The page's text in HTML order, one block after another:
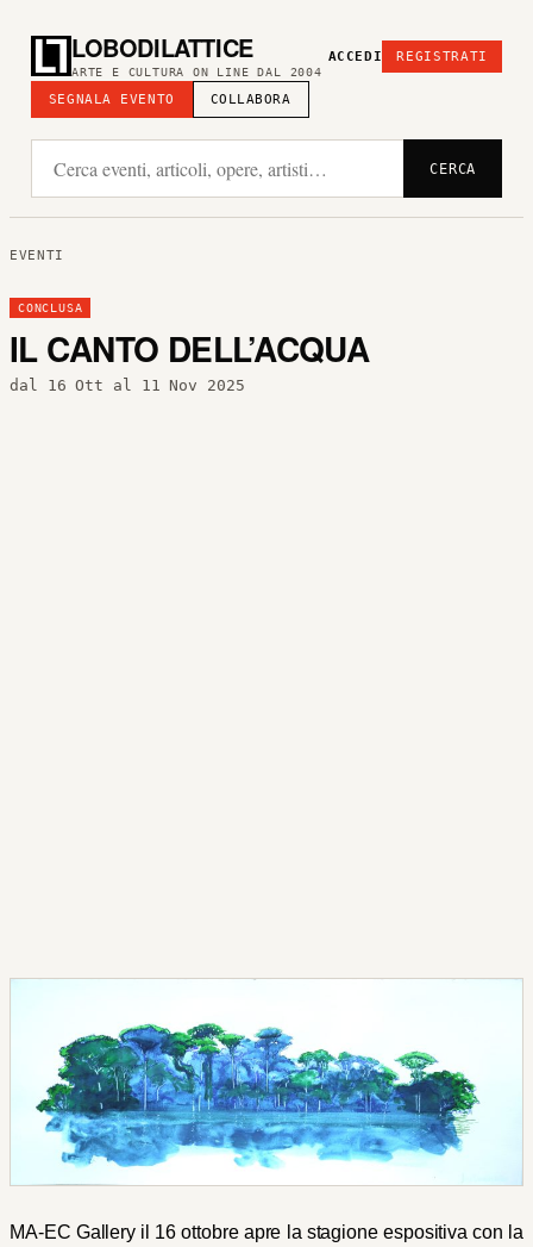
LOBODILATTICE
ARTE E CULTURA ON LINE DAL 2004
SEGNALA EVENTO COLLABORA
ACCEDI REGISTRATI
CERCA
EVENTI
CONCLUSA
IL CANTO DELL’ACQUA
dal 16 Ott al 11 Nov 2025
MA-EC Gallery il 16 ottobre apre la stagione espositiva con la